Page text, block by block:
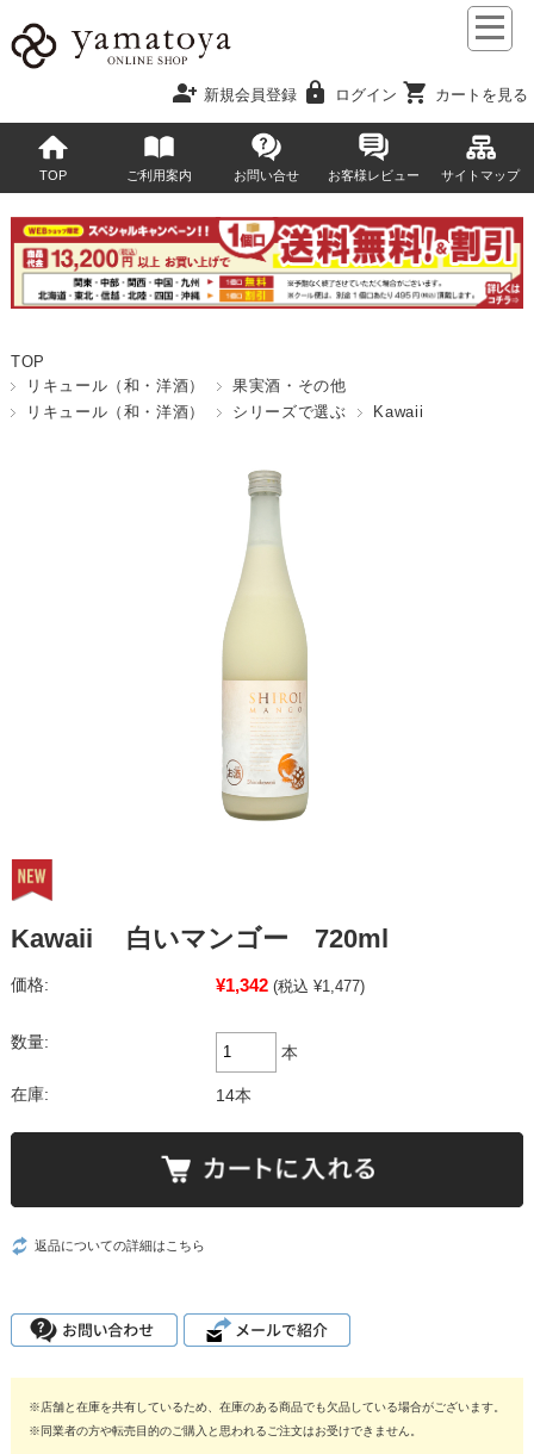
person_add 新規会員登録 lock ログイン shopping_cart カートを見る
TOP ご利用案内 お問い合せ お客様レビュー サイトマップ
TOP
リキュール（和・洋酒）
果実酒・その他
リキュール（和・洋酒）
シリーズで選ぶ Kawaii
Kawaii 白いマンゴー 720ml
価格: ¥1,342 (税込 ¥1,477)
数量:
本
在庫: 14本
返品についての詳細はこちら
※店舗と在庫を共有しているため、在庫のある商品でも欠品している場合がございます。
※同業者の方や転売目的のご購入と思われるご注文はお受けできません。